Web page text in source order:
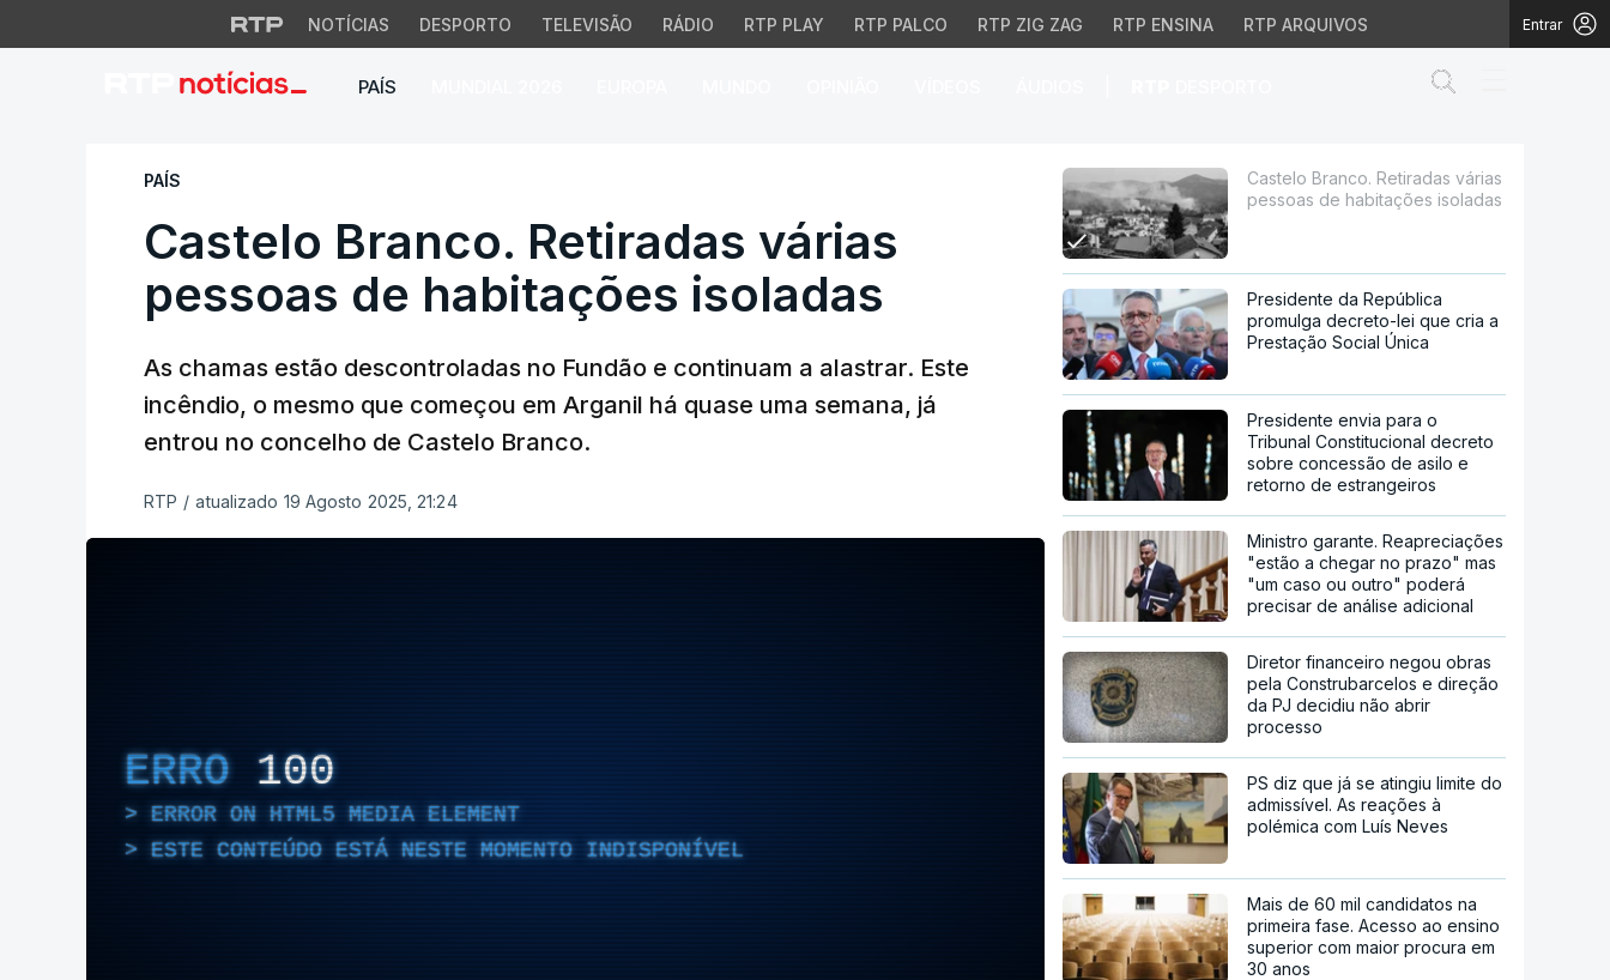
NOTÍCIAS DESPORTO TELEVISÃO RÁDIO RTP PLAY RTP PALCO RTP ZIG ZAG RTP ENSINA RTP ARQUIVOS Entrar
PAÍS
Castelo Branco. Retiradas várias pessoas de habitações isoladas
PAÍS
Castelo Branco. Retiradas várias
pessoas de habitações isoladas
As chamas estão descontroladas no Fundão e continuam a alastrar. Este
incêndio, o mesmo que começou em Arganil há quase uma semana, já
entrou no concelho de Castelo Branco.
RTP / atualizado 19 Agosto 2025, 21:24
ERRO 100
ERROR ON HTML5 MEDIA ELEMENT
ESTE CONTEÚDO ESTÁ NESTE MOMENTO INDISPONÍVEL
Castelo Branco. Retiradas várias
pessoas de habitações isoladas
Presidente da República
promulga decreto-lei que cria a
Prestação Social Única
Presidente envia para o
Tribunal Constitucional decreto
sobre concessão de asilo e
retorno de estrangeiros
Ministro garante. Reapreciações
"estão a chegar no prazo" mas
"um caso ou outro" poderá
precisar de análise adicional
Diretor financeiro negou obras
pela Construbarcelos e direção
da PJ decidiu não abrir
processo
PS diz que já se atingiu limite do
admissível. As reações à
polémica com Luís Neves
Mais de 60 mil candidatos na
primeira fase. Acesso ao ensino
superior com maior procura em
30 anos